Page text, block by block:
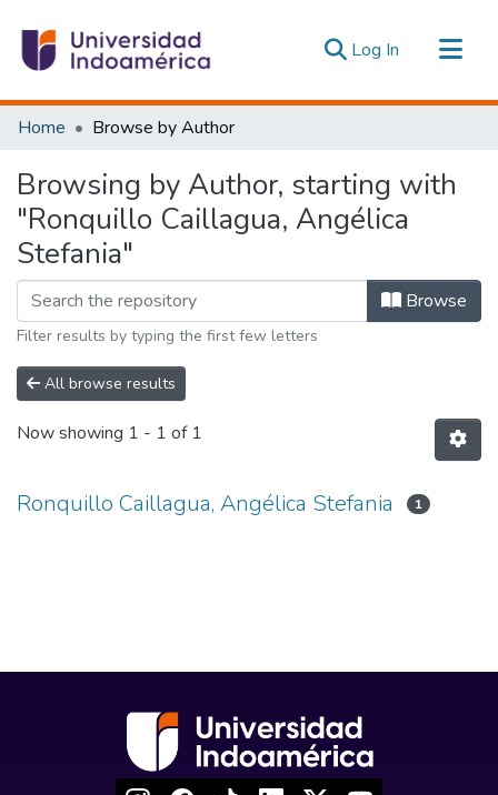
Log In (current)
Communities & Collections
Estadísticas Externas
Home Browse by Author
Browsing by Author, starting with
"Ronquillo Caillagua, Angélica
Stefania"
Browse
Filter results by typing the first few letters
All browse results
Now showing 1 - 1 of 1
Ronquillo Caillagua, Angélica Stefania 1